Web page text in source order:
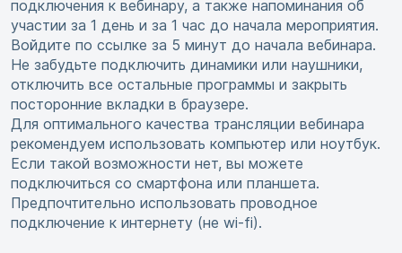
подключения к вебинару, а также напоминания об
участии за 1 день и за 1 час до начала мероприятия.
Войдите по ссылке за 5 минут до начала вебинара.
Не забудьте подключить динамики или наушники,
отключить все остальные программы и закрыть
посторонние вкладки в браузере.
Для оптимального качества трансляции вебинара
рекомендуем использовать компьютер или ноутбук.
Если такой возможности нет, вы можете
подключиться со смартфона или планшета.
Предпочтительно использовать проводное
подключение к интернету (не wi-fi).